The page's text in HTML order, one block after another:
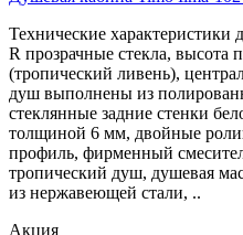
Технические
R прозрачные стекла,
(тропический ливень),
душ выполнены из
стеклянные задние стенки
толщиной 6 мм, двойные
профиль, фирменный
тропический душ, душевая
из нержавеющей стали, ..
Акция